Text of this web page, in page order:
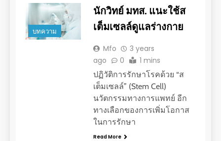
บทความ
นักวิทย์ มทส. แนะใช้ส
เต็มเซลล์ดูแลร่างกาย
Mfo
3 years
ago
0 1 mins
ปฏิวัติการรักษาโรคด้วย “ส
เต็มเซลล์” (Stem Cell)
นวัตกรรมทางการแพทย์ อีก
ทางเลือกของการเพิ่มโอกาส
ในการรักษา
Read More